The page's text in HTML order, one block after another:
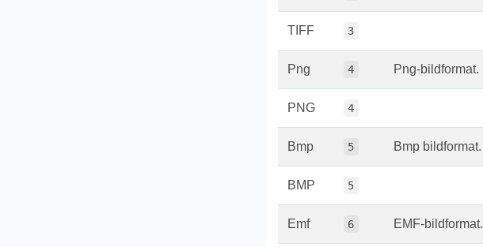
TIFF 3
Png 4 Png-bildformat.
PNG 4
Bmp 5 Bmp bildformat.
BMP 5
Emf 6 EMF-bildformat.